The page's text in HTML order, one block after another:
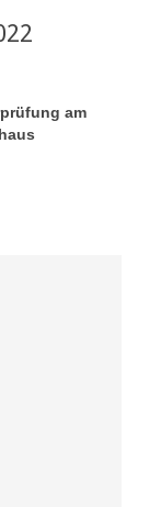
am